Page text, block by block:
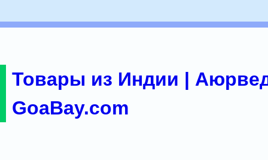
Товары из Индии |
GoaBay.com